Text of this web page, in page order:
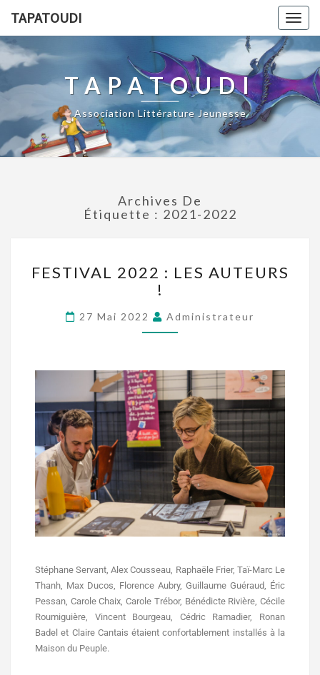
TAPATOUDI
TAPATOUDI
Association Littérature Jeunesse
Archives De
Étiquette : 2021-2022
FESTIVAL 2022 : LES AUTEURS
!
27 Mai 2022 Administrateur
Stéphane Servant, Alex Cousseau, Raphaële Frier, Taï-Marc Le
Thanh, Max Ducos, Florence Aubry, Guillaume Guéraud, Éric
Pessan, Carole Chaix, Carole Trébor, Bénédicte Rivière, Cécile
Roumiguière, Vincent Bourgeau, Cédric Ramadier, Ronan
Badel et Claire Cantais étaient confortablement installés à la
Maison du Peuple.